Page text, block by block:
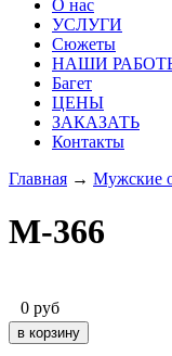
О нас
УСЛУГИ
Сюжеты
НАШИ
Багет
ЦЕНЫ
ЗАКАЗАТЬ
Контакты
Главная → Мужские
M-366
0 руб